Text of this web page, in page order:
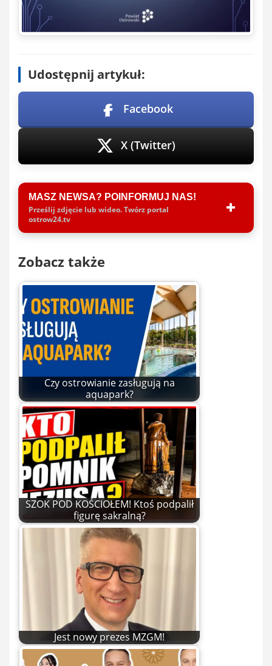
Udostępnij artykuł:
Facebook
X (Twitter)
MASZ NEWSA? POINFORMUJ NAS!
Prześlij zdjęcie lub wideo. Twórz portal
ostrow24.tv
Zobacz także
Czy ostrowianie zasługują na
aquapark?
SZOK POD KOŚCIOŁEM! Ktoś podpalił
figurę sakralną?
Jest nowy prezes MZGM!